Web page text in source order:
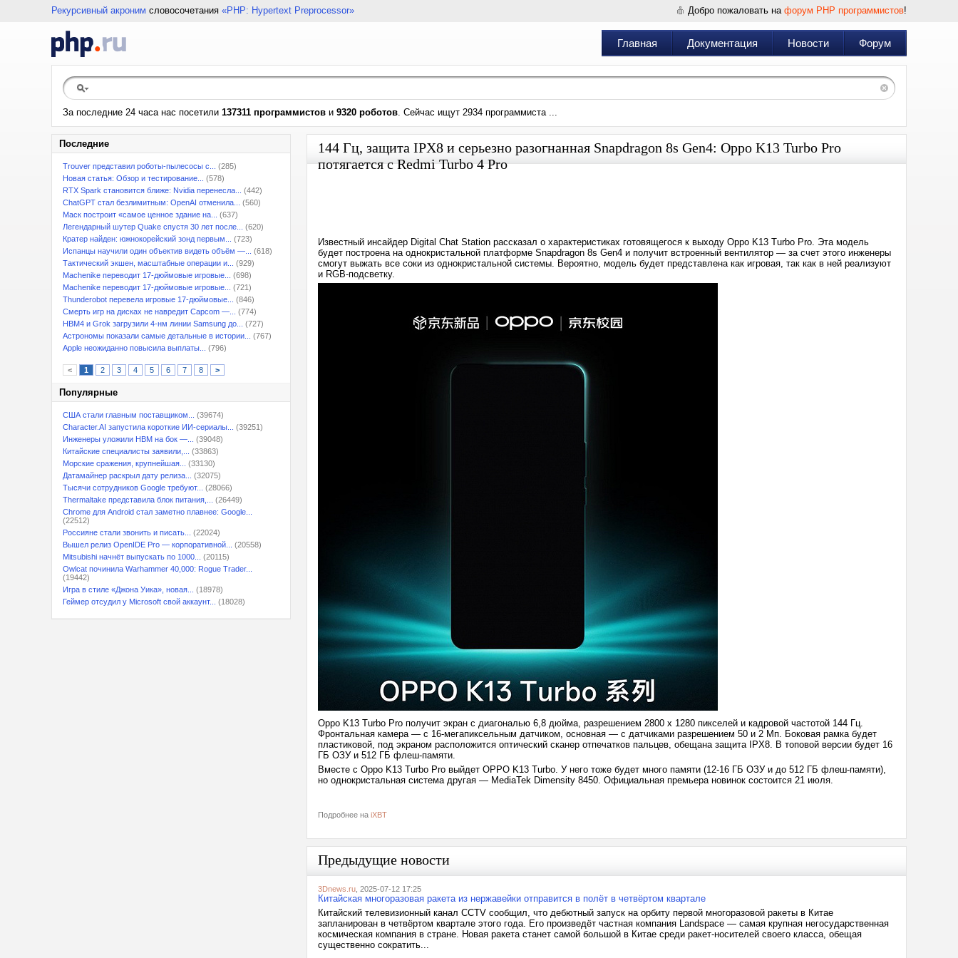
Рекурсивный акроним словосочетания «PHP: Hypertext Preprocessor» Добро пожаловать на форум PHP программистов!
Главная Документация Новости Форум
За последние 24 часа нас посетили 137311 программистов и 9320 роботов. Сейчас ищут 2934 программиста ...
Последние
Trouver представил роботы-пылесосы с...
(285)
Новая статья: Обзор и тестирование...
(578)
RTX Spark становится ближе: Nvidia перенесла...
(442)
ChatGPT стал безлимитным: OpenAI отменила...
(560)
Маск построит «самое ценное здание на...
(637)
Легендарный шутер Quake спустя 30 лет после...
(620)
Кратер найден: южнокорейский зонд первым...
(723)
Испанцы научили один объектив видеть объём —...
(618)
Тактический экшен, масштабные операции и...
(929)
Machenike переводит 17-дюймовые игровые...
(698)
Machenike переводит 17-дюймовые игровые...
(721)
Thunderobot перевела игровые 17-дюймовые...
(846)
Смерть игр на дисках не навредит Capcom —...
(774)
HBM4 и Grok загрузили 4-нм линии Samsung до...
(727)
Астрономы показали самые детальные в истории...
(767)
Apple неожиданно повысила выплаты...
(796)
< 1 2 3 4 5 6 7 8 >
Популярные
США стали главным поставщиком...
(39674)
Character.AI запустила короткие ИИ-сериалы...
(39251)
Инженеры уложили HBM на бок —...
(39048)
Китайские специалисты заявили,...
(33863)
Морские сражения, крупнейшая...
(33130)
Датамайнер раскрыл дату релиза...
(32075)
Тысячи сотрудников Google требуют...
(28066)
Thermaltake представила блок питания,...
(26449)
Chrome для Android стал заметно плавнее: Google...
(22512)
Россияне стали звонить и писать...
(22024)
Вышел релиз OpenIDE Pro — корпоративной...
(20558)
Mitsubishi начнёт выпускать по 1000...
(20115)
Owlcat починила Warhammer 40,000: Rogue Trader...
(19442)
Игра в стиле «Джона Уика», новая...
(18978)
Геймер отсудил у Microsoft свой аккаунт...
(18028)
144 Гц, защита IPX8 и серьезно разогнанная Snapdragon 8s Gen4: Oppo K13 Turbo Pro
потягается с Redmi Turbo 4 Pro
Известный инсайдер Digital Chat Station рассказал о характеристиках готовящегося к выходу Oppo K13 Turbo Pro. Эта модель
будет построена на однокристальной платформе Snapdragon 8s Gen4 и получит встроенный вентилятор — за счет этого инженеры
смогут выжать все соки из однокристальной системы. Вероятно, модель будет представлена как игровая, так как в ней реализуют
и RGB-подсветку.
Oppo K13 Turbo Pro получит экран с диагональю 6,8 дюйма, разрешением 2800 х 1280 пикселей и кадровой частотой 144 Гц.
Фронтальная камера — с 16-мегапиксельным датчиком, основная — с датчиками разрешением 50 и 2 Мп. Боковая рамка будет
пластиковой, под экраном расположится оптический сканер отпечатков пальцев, обещана защита IPX8. В топовой версии будет 16
ГБ ОЗУ и 512 ГБ флеш-памяти.
Вместе с Oppo K13 Turbo Pro выйдет OPPO K13 Turbo. У него тоже будет много памяти (12-16 ГБ ОЗУ и до 512 ГБ флеш-памяти),
но однокристальная система другая — MediaTek Dimensity 8450. Официальная премьера новинок состоится 21 июля.
Подробнее на iXBT
Предыдущие новости
3Dnews.ru , 2025-07-12 17:25
Китайская многоразовая ракета из нержавейки отправится в полёт в четвёртом квартале
Китайский телевизионный канал CCTV сообщил, что дебютный запуск на орбиту первой многоразовой ракеты в Китае
запланирован в четвёртом квартале этого года. Его произведёт частная компания Landspace — самая крупная негосударственная
космическая компания в стране. Новая ракета станет самой большой в Китае среди ракет-носителей своего класса, обещая
существенно сократить...